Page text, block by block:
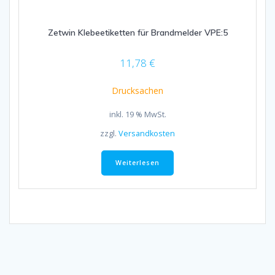
Zetwin Klebeetiketten für Brandmelder VPE:5
11,78 €
Drucksachen
inkl. 19 % MwSt.
zzgl. Versandkosten
Weiterlesen